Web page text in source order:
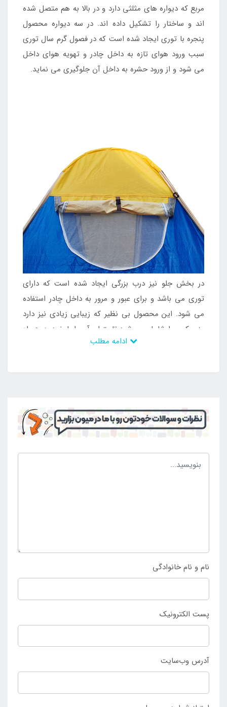
مربع که دیواره های مثلثی دارد و در بالا به هم متصل شده
اند و ساختار را تشکیل داده اند. در سه دیواره محصول
پنجره با توری ایجاد شده است که در فصول گرم سال توری
سبب ورود هوای تازه به داخل چادر و تهویه هوای داخل
می شود و از ورود حشره به داخل آن جلوگیری می نماید.
در بخش جلو نیز درب بزرگی ایجاد شده است که دارای
توری می باشد و برای عبور و مرور به داخل چادر استفاده
می شود. این محصول بی نظیر که زیبایی زیادی نیز دارد
وزن کمی را شامل می شود تا بتوان آن را با خود به همراه
داشت و فضای کمی را اشغال می کند تا مشکلی برای به
چهار فصل را دارد و بدنه ای مقاوم و ضخیم دارد تا بتوان در
برابر بارندگی نیز در امان ماند و سر پناهی ایمن را کسب
کرد. در داخل این محصول می توان از انواع تشک بادی نیز
استفاده کرد و در نتیجه شرایط برای اقامت را ایجاد کرد و از
این شرایط بهره کافی را برد. کسانی که قصد خرید چادر
نام و نام خانوادگی
پست الکترونیک
آدرس وب‌سایت